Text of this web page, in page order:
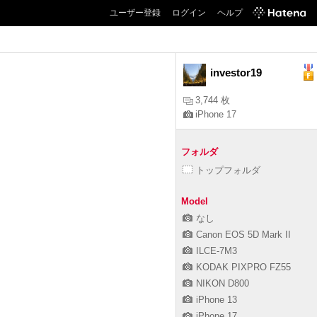
ユーザー登録 ログイン ヘルプ
investor19
3,744 枚
iPhone 17
フォルダ
トップフォルダ
Model
なし
Canon EOS 5D Mark II
ILCE-7M3
KODAK PIXPRO FZ55
NIKON D800
iPhone 13